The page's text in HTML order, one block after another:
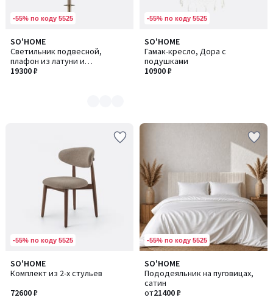
-55% по коду 5525
SO'HOME
Светильник подвесной,
плафон из латуни и
травертина
19300 ₽
Количество
цветов:
2
-55% по коду 5525
SO'HOME
Гамак-кресло, Дора с
подушками
10900 ₽
-55% по коду 5525
SO'HOME
Комплект из 2-х стульев
72600 ₽
-55% по коду 5525
SO'HOME
Пододеяльник на пуговицах,
сатин
от21400 ₽
Количество
цветов:
15